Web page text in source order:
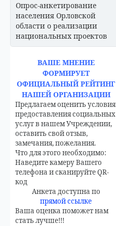
Опрос-анкетирование
населения Орловской
области о реализации
национальных проектов
ВАШЕ МНЕНИЕ
ФОРМИРУЕТ
ОФИЦИАЛЬНЫЙ РЕЙТИНГ
НАШЕЙ ОРГАНИЗАЦИИ
Предлагаем оценить условия
предоставления социальных
услуг в нашем Учреждении,
оставить свой отзыв,
замечания, пожелания.
Что для этого необходимо:
Наведите камеру Вашего
телефона и сканируйте QR-
код
Анкета доступна по
прямой ссылке
Ваша оценка поможет нам
стать лучше!!!